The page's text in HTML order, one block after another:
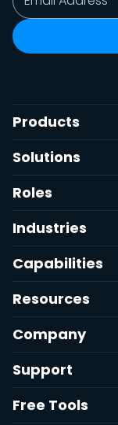
Products
Solutions
Roles
Industries
Capabilities
Resources
Company
Support
Free Tools